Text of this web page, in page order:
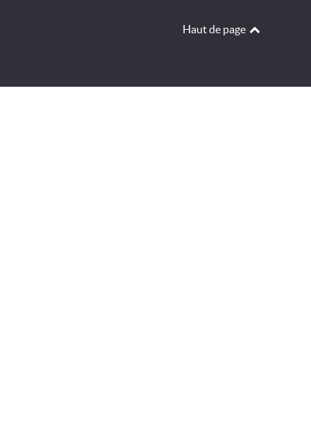
Haut de page